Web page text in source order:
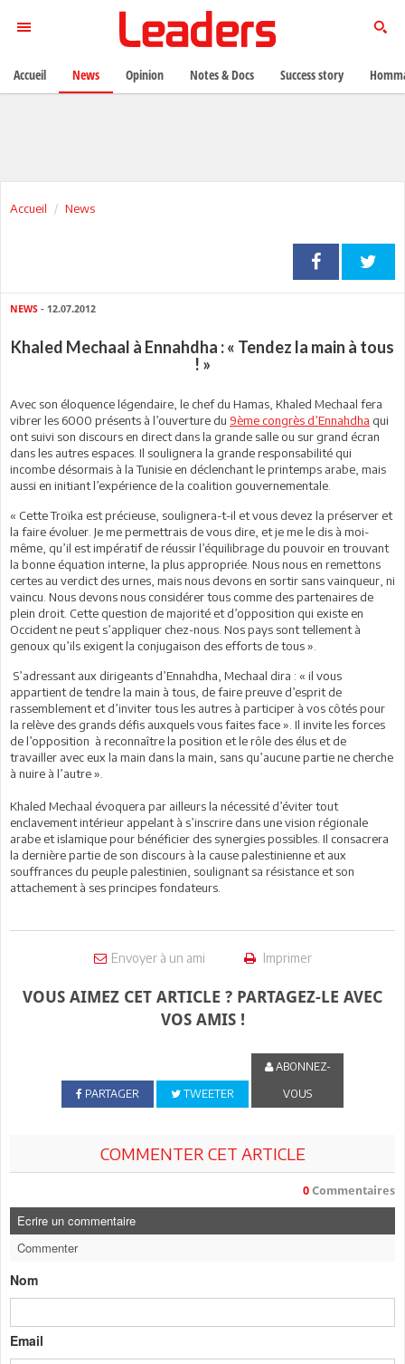
Accueil News
NEWS - 12.07.2012
Khaled Mechaal à Ennahdha : « Tendez la main à tous
! »
Avec son éloquence légendaire, le chef du Hamas, Khaled Mechaal fera
vibrer les 6000 présents à l’ouverture du 9ème congrès d’Ennahdha qui
ont suivi son discours en direct dans la grande salle ou sur grand écran
dans les autres espaces. Il soulignera la grande responsabilité qui
incombe désormais à la Tunisie en déclenchant le printemps arabe, mais
aussi en initiant l’expérience de la coalition gouvernementale.
« Cette Troïka est précieuse, soulignera-t-il et vous devez la préserver et
la faire évoluer. Je me permettrais de vous dire, et je me le dis à moi-
même, qu’il est impératif de réussir l’équilibrage du pouvoir en trouvant
la bonne équation interne, la plus appropriée. Nous nous en remettons
certes au verdict des urnes, mais nous devons en sortir sans vainqueur, ni
vaincu. Nous devons nous considérer tous comme des partenaires de
plein droit. Cette question de majorité et d’opposition qui existe en
Occident ne peut s’appliquer chez-nous. Nos pays sont tellement à
genoux qu’ils exigent la conjugaison des efforts de tous ».
S’adressant aux dirigeants d’Ennahdha, Mechaal dira : « il vous
appartient de tendre la main à tous, de faire preuve d’esprit de
rassemblement et d’inviter tous les autres à participer à vos côtés pour
la relève des grands défis auxquels vous faites face ». Il invite les forces
de l’opposition à reconnaître la position et le rôle des élus et de
travailler avec eux la main dans la main, sans qu’aucune partie ne cherche
à nuire à l’autre ».
Khaled Mechaal évoquera par ailleurs la nécessité d’éviter tout
enclavement intérieur appelant à s’inscrire dans une vision régionale
arabe et islamique pour bénéficier des synergies possibles. Il consacrera
la dernière partie de son discours à la cause palestinienne et aux
souffrances du peuple palestinien, soulignant sa résistance et son
attachement à ses principes fondateurs.
Envoyer à un ami Imprimer
VOUS AIMEZ CET ARTICLE ? PARTAGEZ-LE AVEC
VOS AMIS !
PARTAGER TWEETER
ABONNEZ-
VOUS
COMMENTER CET ARTICLE
0 Commentaires
Ecrire un commentaire
Commenter
Nom
Email
Accueil News Opinion Notes & Docs Success story